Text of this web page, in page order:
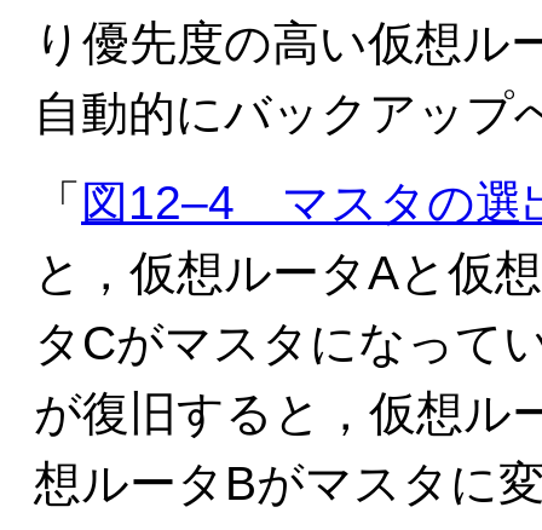
り優先度の高い仮想ル
自動的にバックアップ
「 図12‒4 マスタの選
と，仮想ルータAと仮
タCがマスタになって
が復旧すると，仮想ル
想ルータBがマスタに